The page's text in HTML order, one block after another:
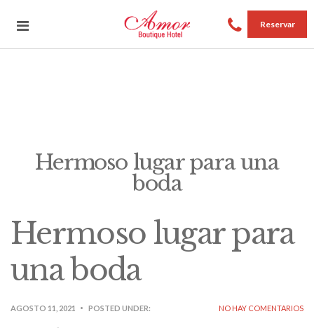
Reservar
Hermoso lugar para una
boda
Hermoso lugar para
una boda
AGOSTO 11, 2021 POSTED UNDER: NO HAY COMENTARIOS